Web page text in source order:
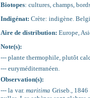
Biotopes: cultures, champs,
Indigénat: Crète: indigène.
Aire de distribution: Europe,
Note(s):
--- plante thermophile, plutôt
--- euryméditerranéen.
Observation(s):
--- la var.maritima Griseb.,